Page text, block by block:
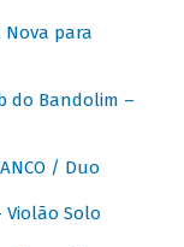
Nova para
do Bandolim –
/ Duo
Violão Solo